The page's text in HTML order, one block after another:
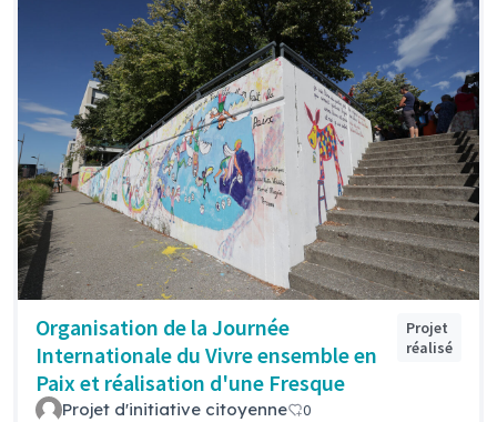
Organisation de la Journée
Internationale du Vivre ensemble en
Paix et réalisation d'une Fresque
Projet
réalisé
Projet d'initiative citoyenne 0